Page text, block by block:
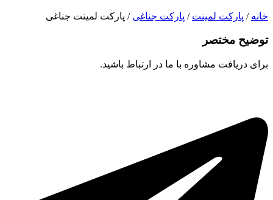
خانه / پارکت لمینت / پارکت جناغی / پارکت لمینت جناغی
توضیح مختصر
برای دریافت مشاوره با ما در ارتباط باشید.